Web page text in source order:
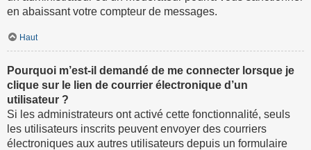
en abaissant votre compteur de messages.
Haut
Pourquoi m’est-il demandé de me connecter lorsque je
clique sur le lien de courrier électronique d’un
utilisateur ?
Si les administrateurs ont activé cette fonctionnalité, seuls
les utilisateurs inscrits peuvent envoyer des courriers
électroniques aux autres utilisateurs depuis un formulaire